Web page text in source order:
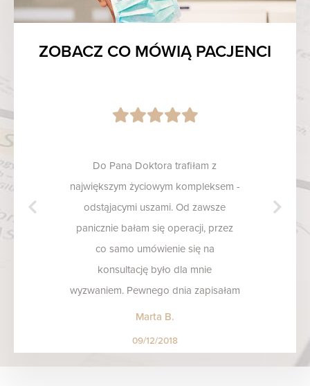
ZOBACZ CO MÓWIĄ PACJENCI
Do Pana Doktora trafiłam z
największym życiowym kompleksem -
odstąjacymi uszami. Od zawsze
panicznie bałam się operacji, przez
co samo umówienie się na
konsultację było dla mnie
wyzwaniem. Pewnego dnia zapisałam
się do Pana Tomasza… i lepiej trafić
rzeczowa, uzyskałam odpowiedzi na
Marta B.
09/12/2018